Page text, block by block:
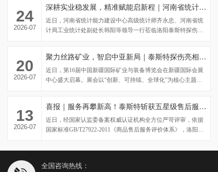
24
2026-07
深耕实业稳发展，精准赋能启新程｜河南省统计局领导莅临泰斯特探伤调研考察
近日，河南省统计能力建设中心高级统计师齐永忠、河南省统
计局工业统计处副处长韩阳等领导一行莅临洛阳泰斯特探伤技
20
2026-07
聚力丝路矿业，智启中亚新局｜泰斯特探伤亮相第16届新疆国际矿业与装备博览会
近日，第16届中国新疆国际矿业与装备博览会在新疆国际会展
中心盛大启幕。展会以“创新、可持续、全球化”为核心主题，
13
2026-07
喜报｜服务再攀新高！泰斯特斩获五星级售后服务认证
近日，经国家认监委备案权威认证机构全方位严苛评审，依据
国家标准GB/T27922-2011《商品售后服务评价体系》，洛阳泰
全国咨询热线：